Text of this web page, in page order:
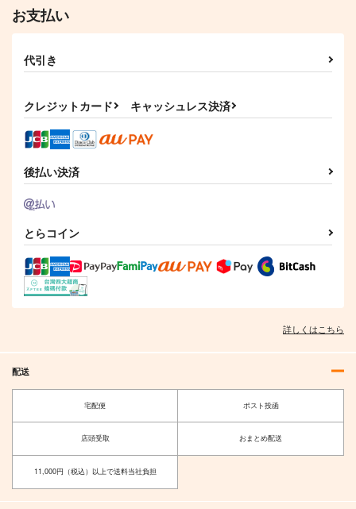
作品詳細
御伽噺のカラクリは、
幽閉サテライト
770円（税込）
Meme in Wonderland.
1,222円（税込）
幽閉サテライト
843円
作品詳細
お支払い
代引き
クレジットカード キャッシュレス決済
後払い決済
とらコイン
詳しくはこちら
配送
宅配便 ポスト投函
店頭受取 おまとめ配送
11,000円（税込）以上で送料当社負担